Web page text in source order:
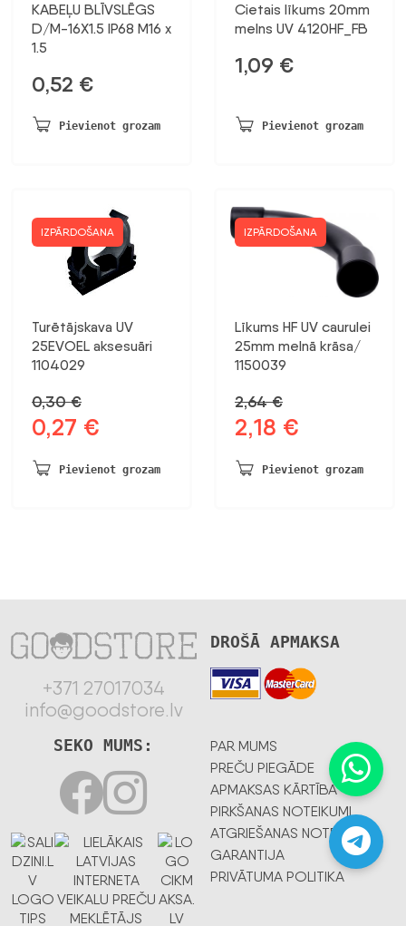
KABEĻU BLĪVSLĒGS
D/M-16X1.5 IP68 M16 x
1.5
0,52 €
Pievienot grozam
Cietais līkums 20mm
melns UV 4120HF_FB
1,09 €
Pievienot grozam
IZPĀRDOŠANA
Turētājskava UV
25EVOEL aksesuāri
1104029
0,30€
Sākotnējā
bija:
0,27 €
ir:
Pievienot grozam
IZPĀRDOŠANA
Līkums HF UV caurulei
25mm melnā krāsa/
1150039
2,64€
Sākotnējā
bija:
2,18 €
ir:
Pievienot grozam
+371 27017034
info@goodstore.lv
DROŠĀ APMAKSA
PAR MUMS
PREČU PIEGĀDE
APMAKSAS KĀRTĪBA
PIRKŠANAS NOTEIKUMI
ATGRIEŠANAS NOTEIKUMI
GARANTIJA
PRIVĀTUMA POLITIKA
SEKO MUMS: